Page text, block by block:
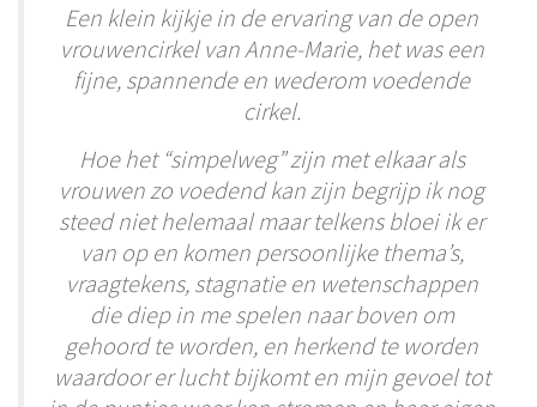
Een klein kijkje in de ervaring van de open
vrouwencirkel van Anne-Marie, het was een
fijne, spannende en wederom voedende
cirkel.
Hoe het “simpelweg” zijn met elkaar als
vrouwen zo voedend kan zijn begrijp ik nog
steed niet helemaal maar telkens bloei ik er
van op en komen persoonlijke thema’s,
vraagtekens, stagnatie en wetenschappen
die diep in me spelen naar boven om
gehoord te worden, en herkend te worden
waardoor er lucht bijkomt en mijn gevoel tot